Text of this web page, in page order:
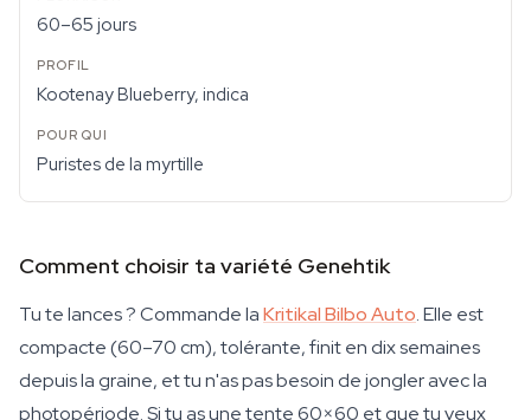
60–65 jours
Kootenay Blueberry, indica
Puristes de la myrtille
Comment choisir ta variété Genehtik
Tu te lances ? Commande laKritikal Bilbo Auto. Elle est
compacte (60–70 cm), tolérante, finit en dix semaines
depuis la graine, et tu n'as pas besoin de jongler avec la
photopériode. Si tu as une tente 60×60 et que tu veux